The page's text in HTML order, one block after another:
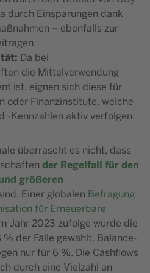
durch Einsparungen dank
– ebenfalls zur
Da bei
die Mittelverwendung
ist, eignen sich diese für
oder Finanzinstitute, welche
-Kennzahlen aktiv verfolgen.
überrascht es nicht, dass
der Regelfall für den
größeren
Einer globalen Befragung
für Erneuerbare
Jahr 2023 zufolge wurde die
der Fälle gewählt. Balance-
nur für 6 %. Die Cashflows
durch eine Vielzahl an